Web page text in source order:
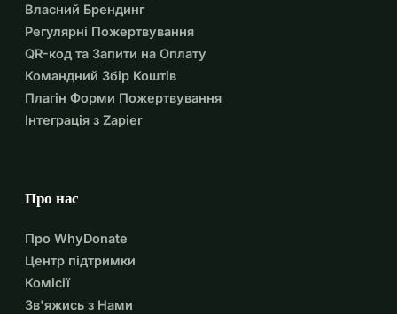
Власний Брендинг
Регулярні Пожертвування
QR-код та Запити на Оплату
Командний Збір Коштів
Плагін Форми Пожертвування
Інтеграція з Zapier
Про нас
Про WhyDonate
Центр підтримки
Комісії
Зв'яжись з Нами